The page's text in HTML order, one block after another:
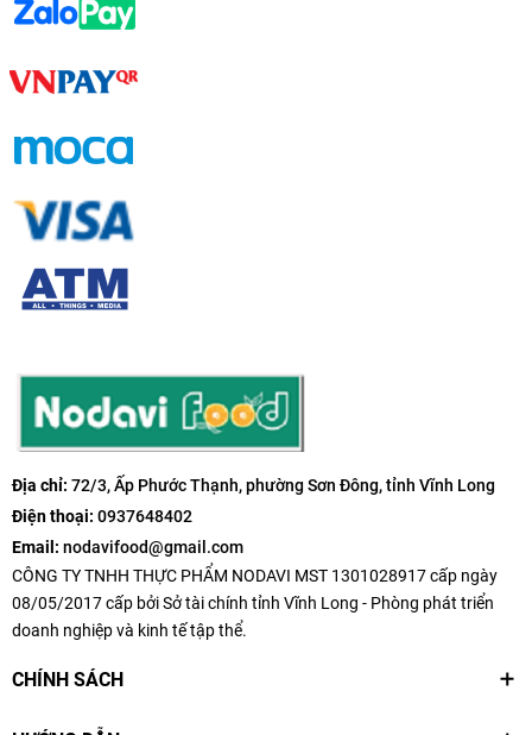
Địa chỉ: 72/3, Ấp Phước Thạnh, phường Sơn Đông, tỉnh Vĩnh Long
Điện thoại: 0937648402
Email: nodavifood@gmail.com
CÔNG TY TNHH THỰC PHẨM NODAVI MST 1301028917 cấp ngày
08/05/2017 cấp bởi Sở tài chính tỉnh Vĩnh Long - Phòng phát triển
doanh nghiệp và kinh tế tập thể.
CHÍNH SÁCH